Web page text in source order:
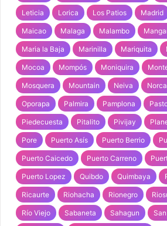
Leticia Lorica Los Patios Madrid
Maicao Malaga Malambo
Maria la Baja Marinilla Mariquita
Mocoa Mompós Moniquira
Mosquera Mountain Neiva
Oporapa Palmira Pamplona
Piedecuesta Pitalito Pivijay
Pore Puerto Asís Puerto Berrio
Puerto Caicedo Puerto Carreno
Puerto Lopez Quibdo Quimbaya
Ricaurte Riohacha Rionegro
Río Viejo Sabaneta Sahagun